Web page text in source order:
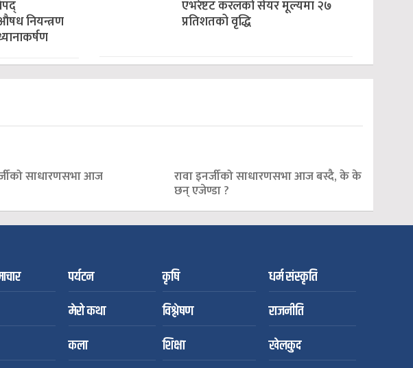
नियन्त्रण
एभरेष्टट करलको सेयर मूल्यमा २७
प्रतिशतको वृद्धि
साधारणसभा आज रावा इनर्जीको साधारणसभा आज बस्दै, के के
छन् एजेण्डा ?
पर्यटन कृषि
धर्म संस्कृति
मेरो कथा विश्लेषण
राजनीति
कला शिक्षा खेलकुद